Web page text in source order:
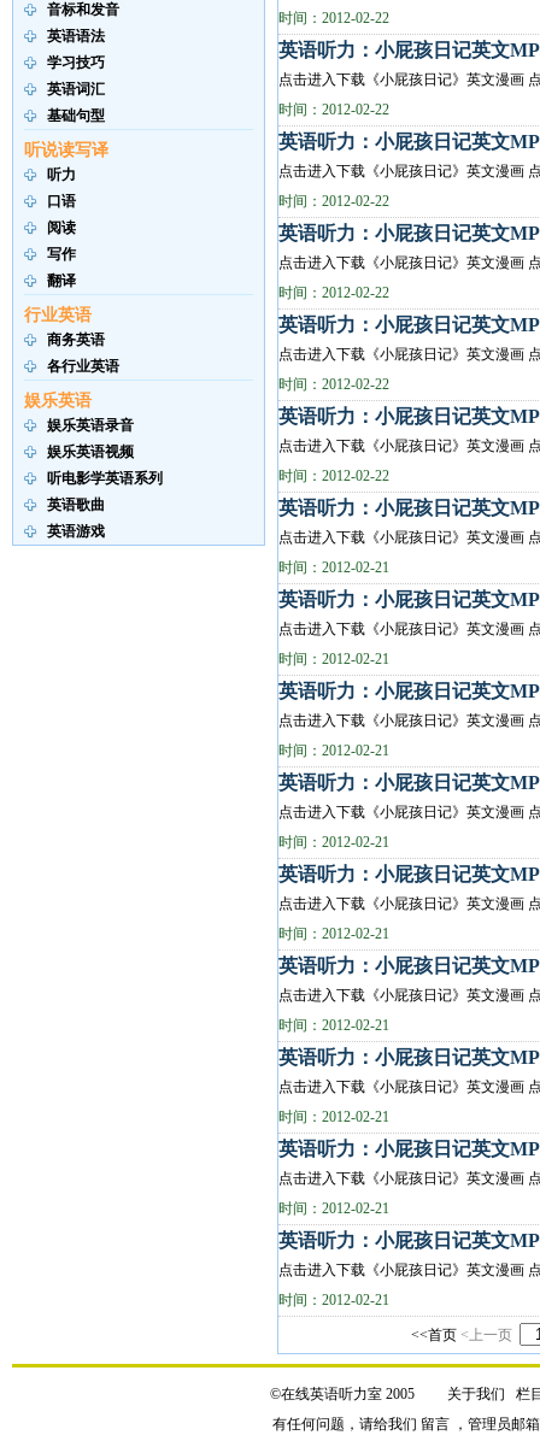
音标和发音
英语语法
学习技巧
英语词汇
基础句型
听说读写译
听力
口语
阅读
写作
翻译
行业英语
商务英语
各行业英语
娱乐英语
娱乐英语录音
娱乐英语视频
听电影学英语系列
英语歌曲
英语游戏
时间：2012-02-22
英语听力：小屁孩日记英文
点击进入下载《小屁孩日记》英文漫画
时间：2012-02-22
英语听力：小屁孩日记英文
点击进入下载《小屁孩日记》英文漫画
时间：2012-02-22
英语听力：小屁孩日记英文
点击进入下载《小屁孩日记》英文漫画
时间：2012-02-22
英语听力：小屁孩日记英文
点击进入下载《小屁孩日记》英文漫画
时间：2012-02-22
英语听力：小屁孩日记英文
点击进入下载《小屁孩日记》英文漫画
时间：2012-02-22
英语听力：小屁孩日记英文
点击进入下载《小屁孩日记》英文漫画
时间：2012-02-21
英语听力：小屁孩日记英文
点击进入下载《小屁孩日记》英文漫画
时间：2012-02-21
英语听力：小屁孩日记英文
点击进入下载《小屁孩日记》英文漫画
时间：2012-02-21
英语听力：小屁孩日记英文
点击进入下载《小屁孩日记》英文漫画
时间：2012-02-21
英语听力：小屁孩日记英文
点击进入下载《小屁孩日记》英文漫画
时间：2012-02-21
英语听力：小屁孩日记英文
点击进入下载《小屁孩日记》英文漫画
时间：2012-02-21
英语听力：小屁孩日记英文
点击进入下载《小屁孩日记》英文漫画
时间：2012-02-21
英语听力：小屁孩日记英文
点击进入下载《小屁孩日记》英文漫画
时间：2012-02-21
英语听力：小屁孩日记英文
点击进入下载《小屁孩日记》英文漫画
时间：2012-02-21
<<首页 <上一页
©在线英语听力室 2005 关于我们
栏
有任何问题，请给我们 留言 ，管理员邮